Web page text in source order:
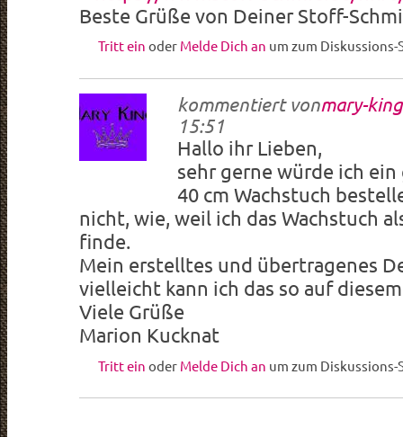
Beste Grüße von Deiner Stoff-
Tritt ein oder Melde Dich an um zum
kommentiert vonmary-king
15:51
Hallo ihr Lieben,
sehr gerne würde ich ein
40 cm Wachstuch
nicht, wie, weil ich das Wachstuch
finde.
Mein erstelltes und übertragenes
vielleicht kann ich das so auf
Viele Grüße
Marion Kucknat
Tritt ein oder Melde Dich an um zum